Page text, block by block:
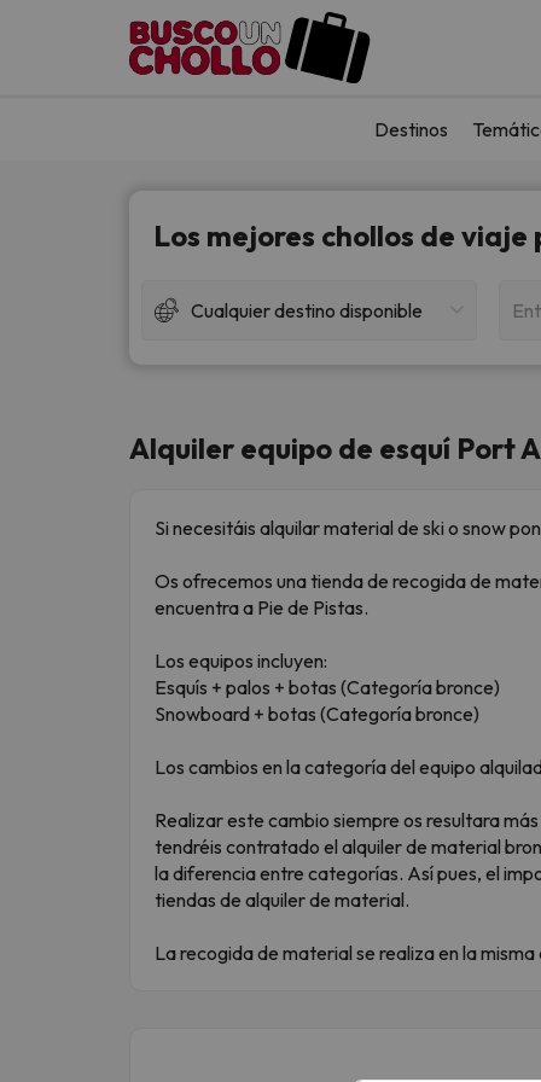
Destinos
Los mejores chollos de
Cualquier destino disponible
Alquiler equipo de esquí Port
Si necesitáis alquilar material de ski o snow
Os ofrecemos una tienda de recogida de
encuentra a Pie de Pistas.
Los equipos incluyen:
Esquís + palos + botas (Categoría bronce)
Snowboard + botas (Categoría bronce)
Los cambios en la categoría del equipo
Realizar este cambio siempre os resultara
tendréis contratado el alquiler de material
la diferencia entre categorías. Así pues, el
tiendas de alquiler de material.
La recogida de material se realiza en la